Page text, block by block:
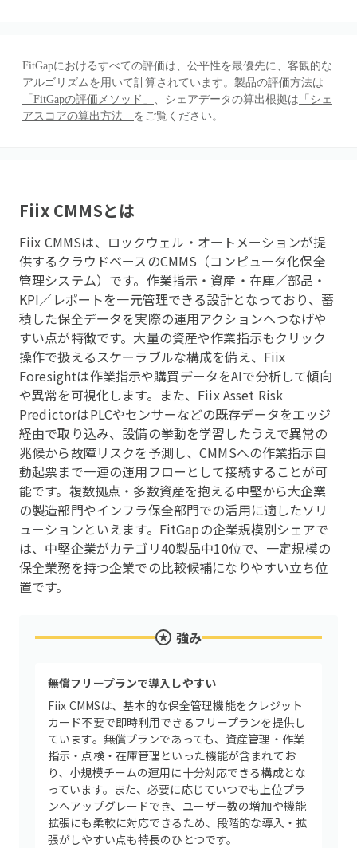
FitGapにおけるすべての評価は、公平性を最優先に、客観的な
アルゴリズムを用いて計算されています。製品の評価方法は
「FitGapの評価メソッド」 、シェアデータの算出根拠は 「シェ
アスコアの算出方法」 をご覧ください。
Fiix CMMSとは
Fiix CMMSは、ロックウェル・オートメーションが提
供するクラウドベースのCMMS（コンピュータ化保全
管理システム）です。作業指示・資産・在庫／部品・
KPI／レポートを一元管理できる設計となっており、蓄
積した保全データを実際の運用アクションへつなげや
すい点が特徴です。大量の資産や作業指示もクリック
操作で扱えるスケーラブルな構成を備え、Fiix
Foresightは作業指示や購買データをAIで分析して傾向
や異常を可視化します。また、Fiix Asset Risk
PredictorはPLCやセンサーなどの既存データをエッジ
経由で取り込み、設備の挙動を学習したうえで異常の
兆候から故障リスクを予測し、CMMSへの作業指示自
動起票まで一連の運用フローとして接続することが可
能です。複数拠点・多数資産を抱える中堅から大企業
の製造部門やインフラ保全部門での活用に適したソリ
ューションといえます。FitGapの企業規模別シェアで
は、中堅企業がカテゴリ40製品中10位で、一定規模の
保全業務を持つ企業での比較候補になりやすい立ち位
置です。
強み
無償フリープランで導入しやすい
Fiix CMMSは、基本的な保全管理機能をクレジット
カード不要で即時利用できるフリープランを提供し
ています。無償プランであっても、資産管理・作業
指示・点検・在庫管理といった機能が含まれてお
り、小規模チームの運用に十分対応できる構成とな
っています。また、必要に応じていつでも上位プラ
ンへアップグレードでき、ユーザー数の増加や機能
拡張にも柔軟に対応できるため、段階的な導入・拡
張がしやすい点も特長のひとつです。